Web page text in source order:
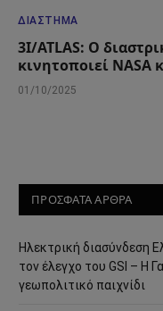
ΔΙΆΣΤΗΜΑ
3I/ATLAS: Ο
κινητοποιεί NASA
01/10/2025
ΠΡΟΣΦΑΤΑ ΑΡΘΡΑ
Ηλεκτρική διασύνδεση
τον έλεγχο του GSI – Η
γεωπολιτικό παιχνίδι